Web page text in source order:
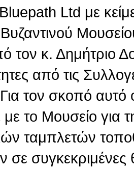
Ltd με
τον κ. Δημήτριο
από τις
τον σκοπό
το Μουσείο για
ταμπλετών
σε